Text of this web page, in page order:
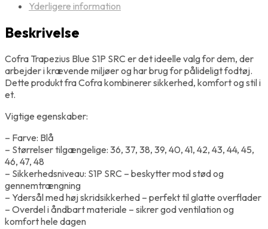
Yderligere information
Beskrivelse
Cofra Trapezius Blue S1P SRC er det ideelle valg for dem, der
arbejder i krævende miljøer og har brug for pålideligt fodtøj.
Dette produkt fra Cofra kombinerer sikkerhed, komfort og stil i
et.
Vigtige egenskaber:
– Farve: Blå
– Størrelser tilgængelige: 36, 37, 38, 39, 40, 41, 42, 43, 44, 45,
46, 47, 48
– Sikkerhedsniveau: S1P SRC – beskytter mod stød og
gennemtrængning
– Ydersål med høj skridsikkerhed – perfekt til glatte overflader
– Overdel i åndbart materiale – sikrer god ventilation og
komfort hele dagen